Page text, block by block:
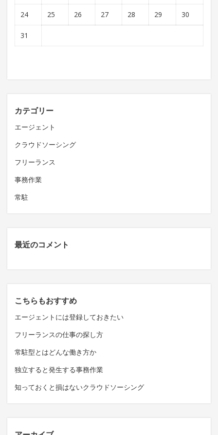
24 25 26 27 28 29 30
31
カテゴリー
エージェント
クラウドソーシング
フリーランス
事務作業
常駐
最近のコメント
こちらもおすすめ
エージェントには登録しておきたい
フリーランスの仕事の探し方
常駐型とはどんな働き方か
独立すると発生する事務作業
知っておくと損はないクラウドソーシング